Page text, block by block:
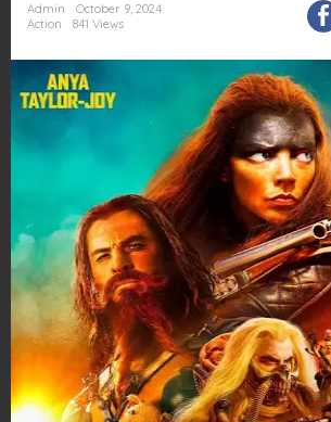
Admin
October 9, 2024
Action
841 Views